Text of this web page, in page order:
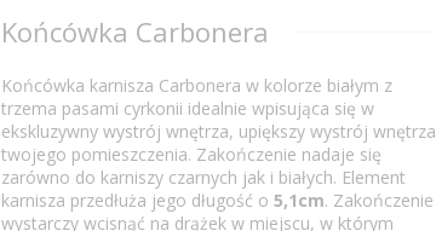
Końcówka Carbonera
Końcówka karnisza Carbonera w kolorze białym z
trzema pasami cyrkonii idealnie wpisująca się w
ekskluzywny wystrój wnętrza, upiększy wystrój wnętrza
twojego pomieszczenia. Zakończenie nadaje się
zarówno do karniszy czarnych jak i białych. Element
karnisza przedłuża jego długość o 5,1cm. Zakończenie
wystarczy wcisnąć na drążek w miejscu, w którym